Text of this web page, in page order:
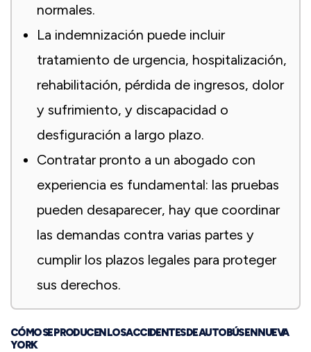
normales.
La indemnización puede incluir
tratamiento de urgencia, hospitalización,
rehabilitación, pérdida de ingresos, dolor
y sufrimiento, y discapacidad o
desfiguración a largo plazo.
Contratar pronto a un abogado con
experiencia es fundamental: las pruebas
pueden desaparecer, hay que coordinar
las demandas contra varias partes y
cumplir los plazos legales para proteger
sus derechos.
CÓMO SE PRODUCEN LOS ACCIDENTES DE AUTOBÚS EN NUEVA
YORK